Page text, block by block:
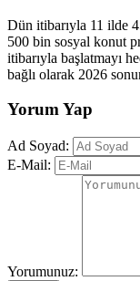
Dün itibarıyla 11 ilde
500 bin sosyal konut
itibarıyla başlatmayı
bağlı olarak 2026
Yorum Yap
Ad Soyad:
E-Mail:
Yorumunuz: